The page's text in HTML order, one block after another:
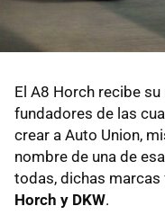
El A8 Horch recibe
fundadores de las
crear a Auto Union,
nombre de una de
todas, dichas
Horch y DKW.